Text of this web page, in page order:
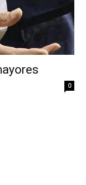
0